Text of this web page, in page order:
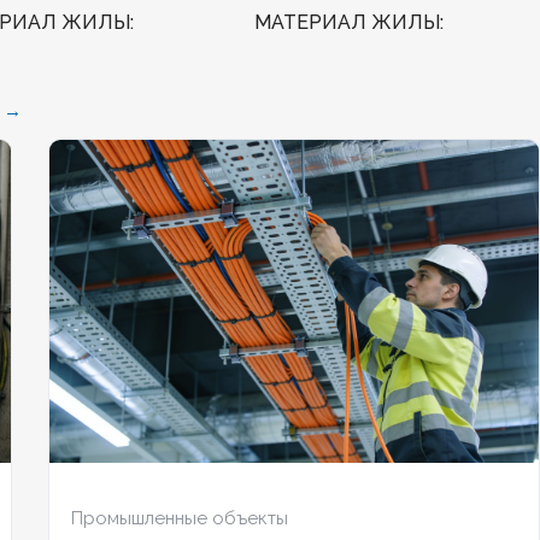
ЖИЛЫ
Нет
Нет
Нет
ЭКРАНА Да
Да
ЖИЛ
МАТЕРИАЛ ЖИЛЫ
БЕЗГАЛОГЕННЫЙ Нет
ХЛАДОСТОЙКИЙ
ОГНЕСТОЙКИЙ Нет
НАЛИЧИЕ ЭКРАНА Да
БРОНИРОВАННЫЙ Да
КОЛИЧЕСТВО ЖИЛ
→
Промышленные объекты